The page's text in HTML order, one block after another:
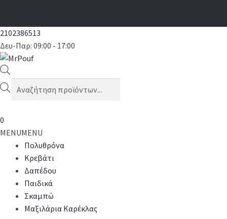
2102386513
Δευ-Παρ: 09:00 - 17:00
Products
search
0
MENUMENU
Πολυθρόνα
Κρεβάτι
Δαπέδου
Παιδικά
Σκαμπώ
Μαξιλάρια Καρέκλας